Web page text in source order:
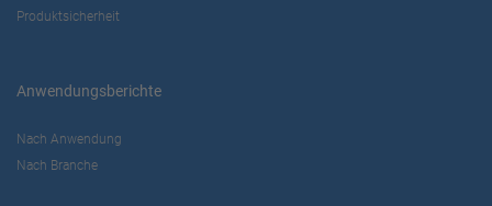
Produktsicherheit
Anwendungsberichte
Nach Anwendung
Nach Branche